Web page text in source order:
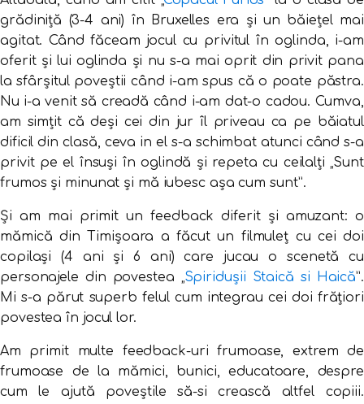
grădiniță (3-4 ani) în Bruxelles era și un băiețel mai
agitat. Când făceam jocul cu privitul în oglinda, i-am
oferit și lui oglinda și nu s-a mai oprit din privit pana
la sfârșitul poveștii când i-am spus că o poate păstra.
Nu i-a venit să creadă când i-am dat-o cadou. Cumva,
am simțit că deși cei din jur îl priveau ca pe băiatul
dificil din clasă, ceva in el s-a schimbat atunci când s-a
privit pe el însuși în oglindă și repeta cu ceilalți „Sunt
frumos și minunat și mă iubesc așa cum sunt”.
Și am mai primit un feedback diferit și amuzant: o
mămică din Timișoara a făcut un filmuleț cu cei doi
copilași (4 ani și 6 ani) care jucau o scenetă cu
personajele din povestea „Spiridușii Staică si Haică”.
Mi s-a părut superb felul cum integrau cei doi frățiori
povestea în jocul lor.
Am primit multe feedback-uri frumoase, extrem de
frumoase de la mămici, bunici, educatoare, despre
cum le ajută poveștile să-si crească altfel copiii.